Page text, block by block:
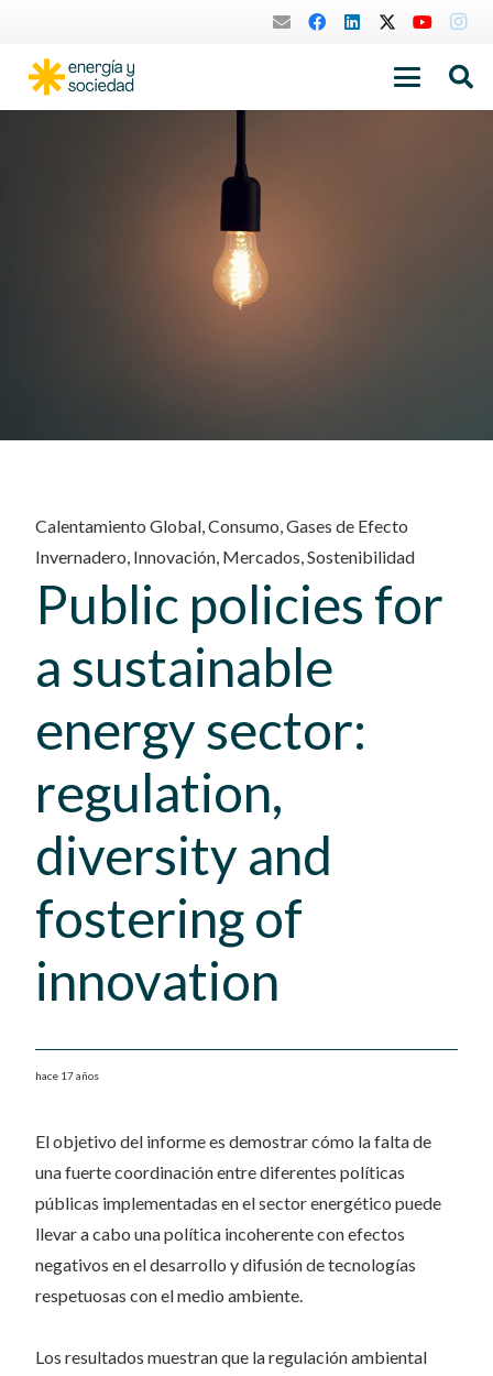
Calentamiento Global,Consumo,Gases de Efecto
Invernadero, Innovación, Mercados,Sostenibilidad
Public policies for
a sustainable
energy sector:
regulation,
diversity and
fostering of
innovation
hace 17 años
El objetivo del informe es demostrar cómo la falta de
una fuerte coordinación entre diferentes políticas
públicas implementadas en el sector energético puede
llevar a cabo una política incoherente con efectos
negativos en el desarrollo y difusión de tecnologías
respetuosas con el medio ambiente.
Los resultados muestran que la regulación ambiental